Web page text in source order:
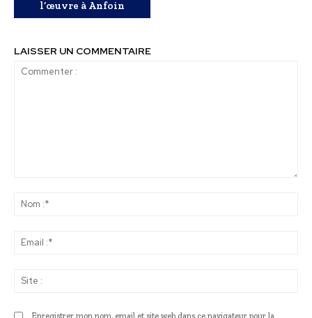
l’œuvre à Anfoin
LAISSER UN COMMENTAIRE
Enregistrer mon nom, email et site web dans ce navigateur pour la